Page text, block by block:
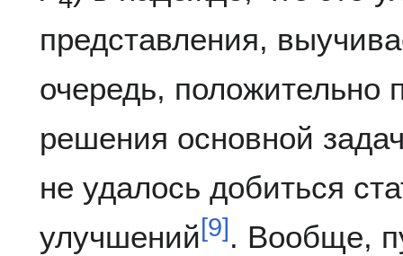
представления,
очередь, положительно
решения основной
не удалось добиться
улучшений[9] . Вообще,